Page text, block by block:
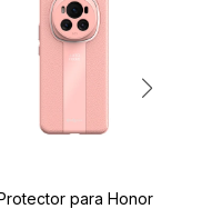
para Honor